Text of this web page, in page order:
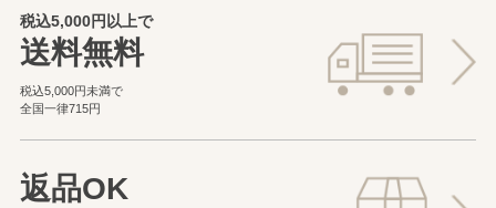
税込5,000円以上で
送料無料
税込5,000円未満で
全国一律715円
返品OK